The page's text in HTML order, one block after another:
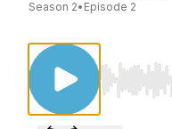
Season 2• Episode 2
Use Left/